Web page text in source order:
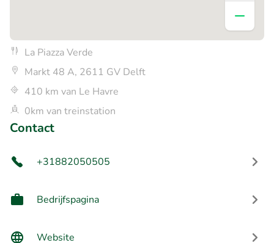
La Piazza Verde
Markt 48 A, 2611 GV Delft
410 km van Le Havre
0km van treinstation
Contact
+31882050505
Bedrijfspagina
Website